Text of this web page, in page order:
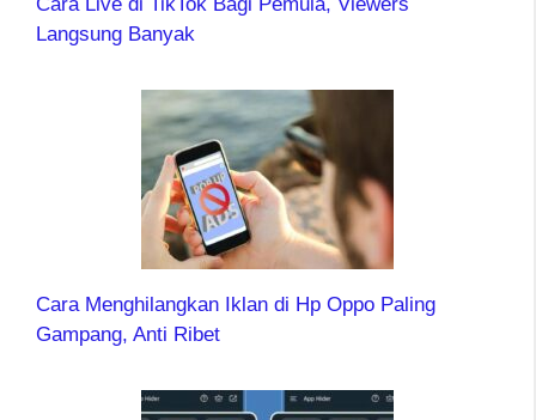
Langsung Banyak
Cara Menghilangkan Iklan di Hp Oppo Paling
Gampang, Anti Ribet